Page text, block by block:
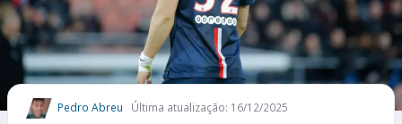
FUTEBOL INTERNACIONAL
COMO APOSTAR
MAIS ESPORTES
Pedro Abreu Última atualização: 16/12/2025